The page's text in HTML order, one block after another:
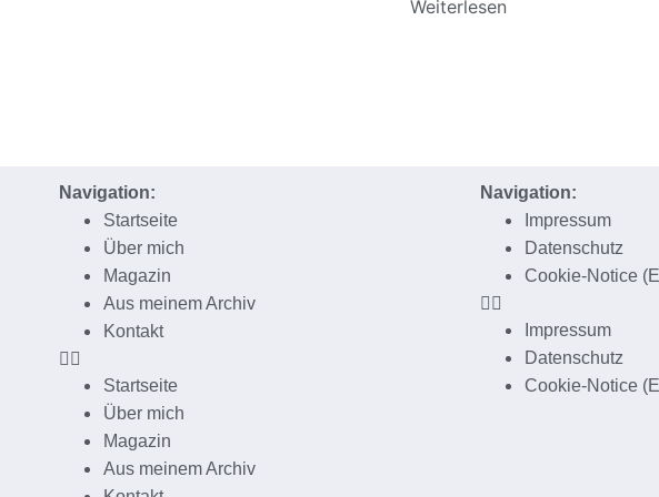
Weiterlesen
Navigation:
Startseite
Über mich
Magazin
Aus meinem Archiv
Kontakt
Startseite
Über mich
Magazin
Aus meinem Archiv
Navigation:
Impressum
Datenschutz
Cookie-Notice
Impressum
Datenschutz
Cookie-Notice